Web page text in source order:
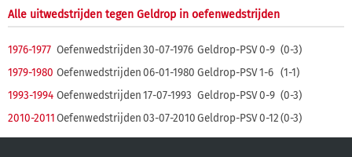
Alle uitwedstrijden tegen Geldrop in oefenwedstrijden
1976-1977 Oefenwedstrijden30-07-1976 Geldrop-PSV0-9 (0-3)
1979-1980 Oefenwedstrijden06-01-1980 Geldrop-PSV1-6 (1-1)
1993-1994 Oefenwedstrijden17-07-1993 Geldrop-PSV0-9 (0-3)
2010-2011Oefenwedstrijden03-07-2010Geldrop-PSV0-12(0-3)